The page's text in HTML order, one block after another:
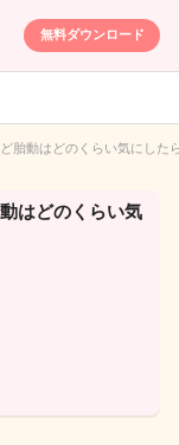
無料ダウンロード
胎動はどのくらい気にした
はどのくらい気